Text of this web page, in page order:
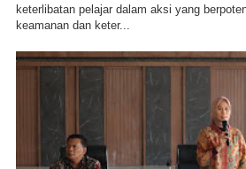
keterlibatan pelajar dalam aksi yang
keamanan dan keter...